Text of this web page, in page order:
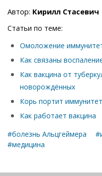
Автор: Кирилл Стасевич
Статьи по теме:
Омоложение
Как связаны
Как вакцина от
новорождённых
Корь портит иммунитет
Как работает вакцина
#болезнь Альцгеймера
#медицина